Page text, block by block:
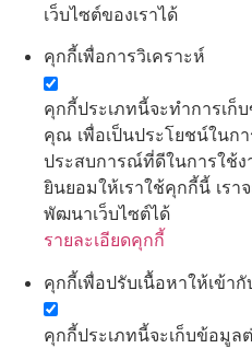
เว็บไซต์ของเราได้
คุกกี้เพื่อการวิเคราะห์
คุกกี้ประเภทนี้จะทำการเก็
คุณ เพื่อเป็นประโยชน์ในก
ประสบการณ์ที่ดีในการใช้ง
ยินยอมให้เราใช้คุกกี้นี้ เรา
พัฒนาเว็บไซต์ได้
รายละเอียดคุกกี้
คุกกี้เพื่อปรับเนื้อหาให้เข้า
คุกกี้ประเภทนี้จะเก็บข้อมู